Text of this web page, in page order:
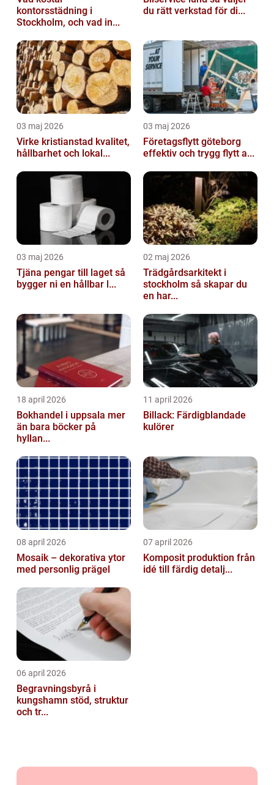
kontorsstädning i
Stockholm, och vad in...
du rätt verkstad för di...
03 maj 2026
Virke kristianstad kvalitet,
hållbarhet och lokal...
03 maj 2026
Företagsflytt göteborg
effektiv och trygg flytt a...
03 maj 2026
Tjäna pengar till laget så
bygger ni en hållbar l...
02 maj 2026
Trädgårdsarkitekt i
stockholm så skapar du
en har...
18 april 2026
Bokhandel i uppsala mer
än bara böcker på
hyllan...
11 april 2026
Billack: Färdigblandade
kulörer
08 april 2026
Mosaik – dekorativa ytor
med personlig prägel
07 april 2026
Komposit produktion från
idé till färdig detalj...
06 april 2026
Begravningsbyrå i
kungshamn stöd, struktur
och tr...